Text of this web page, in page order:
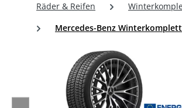
Räder & Reifen
Mercedes-Benz
Bildergalerie überspringen